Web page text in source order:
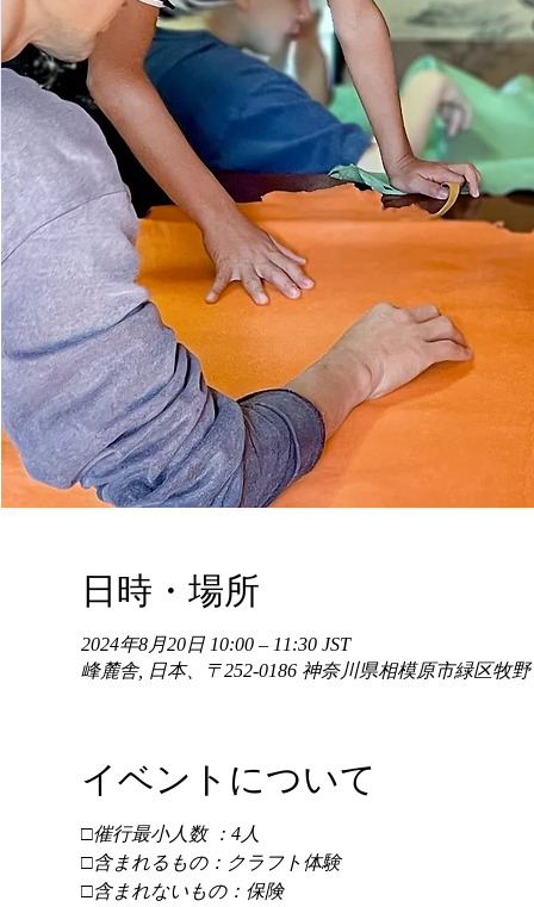
日時・場所
2024年8月20日 10:00 – 11:30 JST
峰麓舎, 日本、〒252-0186 神奈川県相模原市緑区牧
イベントについて
□催行最小人数 ：4人
□含まれるもの：クラフト体験
□含まれないもの：保険